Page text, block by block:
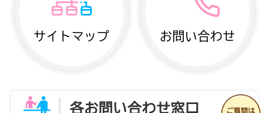
サイトマップ お問い合わせ
各お問い合わせ窓口